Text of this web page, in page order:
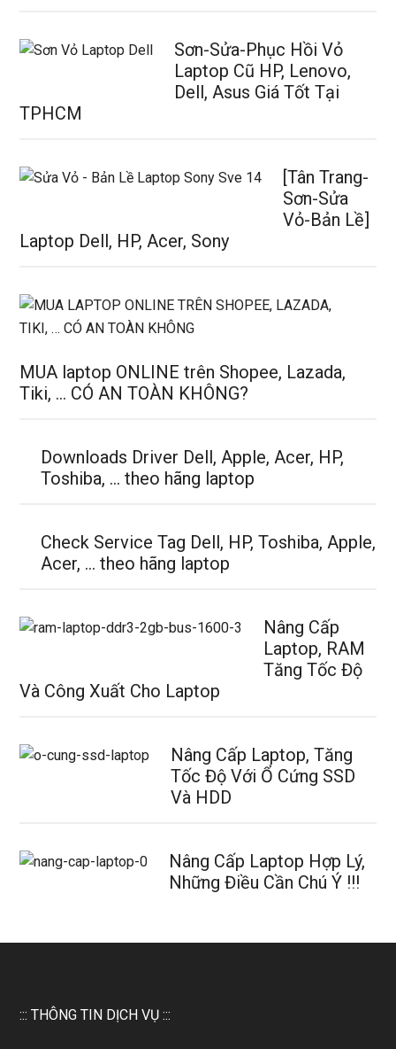
Sơn-Sửa-Phục Hồi Vỏ
Laptop Cũ HP, Lenovo,
Dell, Asus Giá Tốt Tại
TPHCM
[Tân Trang-
Sơn-Sửa
Vỏ-Bản Lề]
Laptop Dell, HP, Acer, Sony
MUA laptop ONLINE trên Shopee, Lazada,
Tiki, … CÓ AN TOÀN KHÔNG?
Downloads Driver Dell, Apple, Acer, HP,
Toshiba, … theo hãng laptop
Check Service Tag Dell, HP, Toshiba, Apple,
Acer, … theo hãng laptop
Nâng Cấp
Laptop, RAM
Tăng Tốc Độ
Và Công Xuất Cho Laptop
Nâng Cấp Laptop, Tăng
Tốc Độ Với Ổ Cứng SSD
Và HDD
Nâng Cấp Laptop Hợp Lý,
Những Điều Cần Chú Ý !!!
::: THÔNG TIN DỊCH VỤ :::